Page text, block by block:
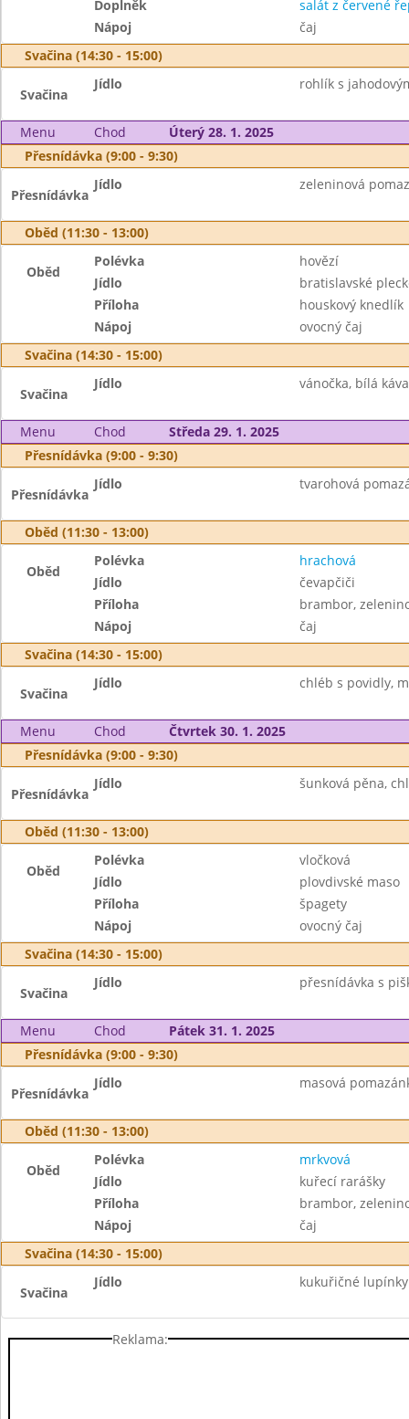
Doplněk
salát z červené
Nápoj
čaj
Svačina (14:30 - 15:00)
Svačina
Jídlo rohlík s
Menu Chod
Úterý 28. 1. 2025
Přesnídávka (9:00 - 9:30)
Přesnídávka
Jídlo zeleninová
Oběd (11:30 - 13:00)
Oběd
Polévka
hovězí
Jídlo
bratislavské
Příloha
houskový knedlík
Nápoj
ovocný čaj
Svačina (14:30 - 15:00)
Svačina
Jídlo vánočka, bílá káva
Menu Chod
Středa 29. 1. 2025
Přesnídávka (9:00 - 9:30)
Přesnídávka
Jídlo tvarohová
Oběd (11:30 - 13:00)
Oběd
Polévka
hrachová
Jídlo
čevapčiči
Příloha
brambor,
Nápoj
čaj
Svačina (14:30 - 15:00)
Svačina
Jídlo chléb s povidly,
Menu Chod
Čtvrtek 30. 1. 2025
Přesnídávka (9:00 - 9:30)
Přesnídávka
Jídlo šunková pěna,
Oběd (11:30 - 13:00)
Oběd
Polévka
vločková
Jídlo
plovdivské maso
Příloha
špagety
Nápoj
ovocný čaj
Svačina (14:30 - 15:00)
Svačina
Jídlo přesnídávka s
Menu Chod
Pátek 31. 1. 2025
Přesnídávka (9:00 - 9:30)
Přesnídávka
Jídlo masová
Oběd (11:30 - 13:00)
Oběd
Polévka
mrkvová
Jídlo
kuřecí rarášky
Příloha
brambor,
Nápoj
čaj
Svačina (14:30 - 15:00)
Svačina
Jídlo kukuřičné
Reklama: